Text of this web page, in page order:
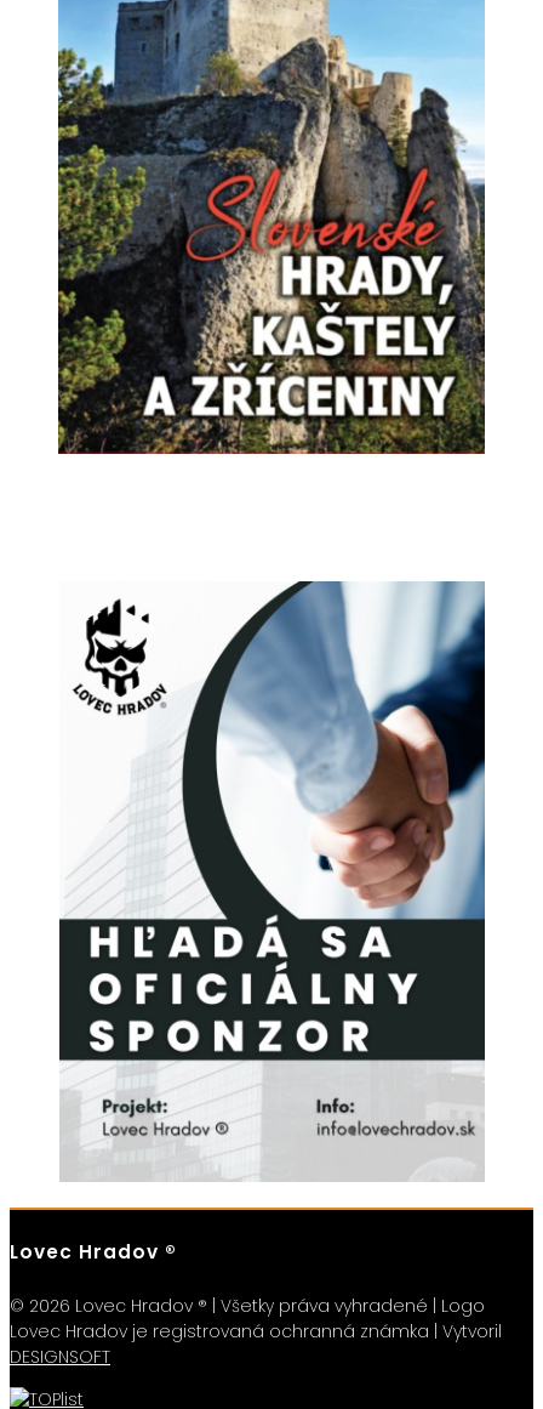
Lovec Hradov ®
© 2026 Lovec Hradov ® | Všetky práva vyhradené | Logo
Lovec Hradov je registrovaná ochranná známka | Vytvoril
DESIGNSOFT